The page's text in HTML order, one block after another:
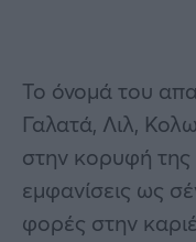
Το όνομά του
Γαλατά, Λιλ,
στην κορυφή της
εμφανίσεις ως
φορές στην